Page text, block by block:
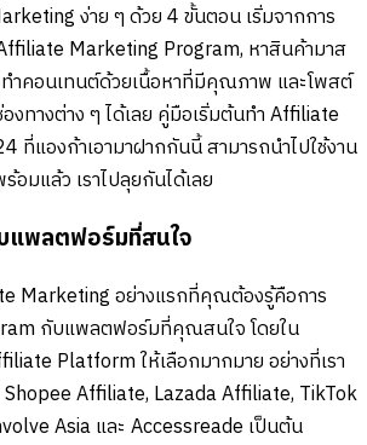
ง่าย ๆ ด้วย 4 ขั้นตอน เริ่มจากการ
Marketing Program, หาสินค้ามาส
ำคอนเทนต์ด้วยเนื้อหาที่มีคุณภาพ และโพสต์
งทางต่าง ๆ ได้เลย คู่มือเริ่มต้นทำ Affiliate
ที่แองก้าเอามาฝากกันนี้ สามารถนำไปใช้งาน
อมแล้ว เราไปลุยกันได้เลย
แพลตฟอร์มที่สนใจ
Marketing อย่างแรกที่คุณต้องรู้คือการ
กับแพลตฟอร์มที่คุณสนใจ โดยใน
Platform ให้เลือกมากมาย อย่างที่เรา
Affiliate, Lazada Affiliate, TikTok
Asia และ Accessreade เป็นต้น